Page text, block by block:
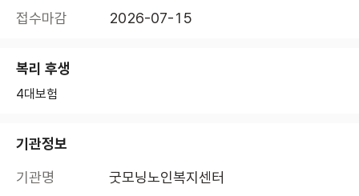
접수마감
2026-07-15
복리 후생
4대보험
기관정보
기관명
굿모닝노인복지센터